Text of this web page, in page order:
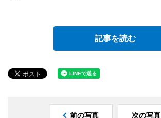
記事を読む
前の写真 次の写真